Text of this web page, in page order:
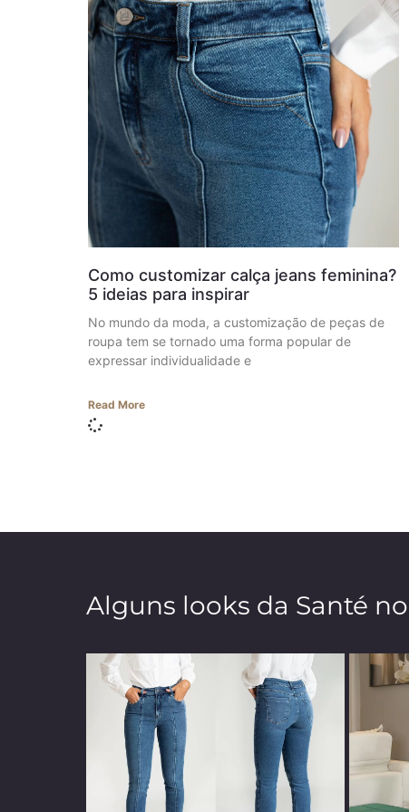
Como customizar calça jeans feminina?
5 ideias para inspirar
No mundo da moda, a customização de peças de
roupa tem se tornado uma forma popular de
expressar individualidade e
Read More
Alguns looks da Santé